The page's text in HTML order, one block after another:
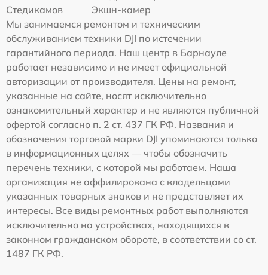
Стедикамов
Экшн-камер
Мы занимаемся ремонтом и техническим
обслуживанием техники DJI по истечении
гарантийного периода. Наш центр в Барнауле
работает независимо и не имеет официальной
авторизации от производителя. Цены на ремонт,
указанные на сайте, носят исключительно
ознакомительный характер и не являются публичной
офертой согласно п. 2 ст. 437 ГК РФ. Названия и
обозначения торговой марки DJI упоминаются только
в информационных целях — чтобы обозначить
перечень техники, с которой мы работаем. Наша
организация не аффилирована с владельцами
указанных товарных знаков и не представляет их
интересы. Все виды ремонтных работ выполняются
исключительно на устройствах, находящихся в
законном гражданском обороте, в соответствии со ст.
1487 ГК РФ.